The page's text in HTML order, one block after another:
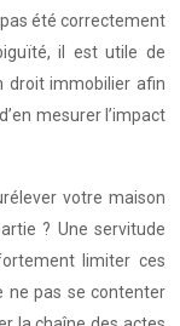
été correctement
il est utile de
droit immobilier afin
mesurer l’impact
votre maison
? Une servitude
limiter ces
ne pas se contenter